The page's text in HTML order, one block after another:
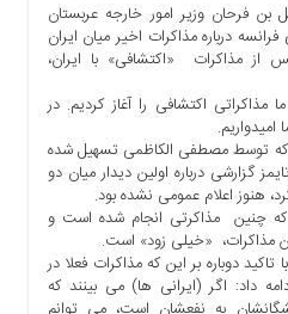
فرانس ۲۴، فیصل بن فرحان وزیر امور خارجه عربستان
درباره مذاکرات اخیر میان ایران
مذاکرات «اکتشافی» با ایران،
مذاکراتی اکتشافی را آغاز کردیم. در
که توسط مصطفی الکاظمی تسهیل شده
گزارشی درباره اولین دیدار میان دو
تایید کرد که چنین مذاکرتی انجام شده است و
مذاکرات، «خیلی زود» است.
دوباره بر این که مذاکرات فعلا در
داد: اگر (ایرانی ها) می بینند که